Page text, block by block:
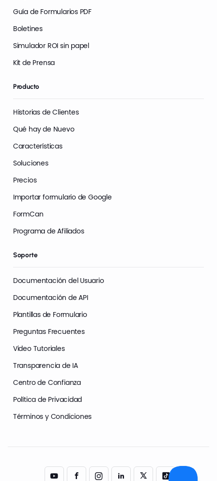
Guía de Formularios PDF
Boletines
Simulador ROI sin papel
Kit de Prensa
Producto
Historias de Clientes
Qué hay de Nuevo
Características
Soluciones
Precios
Importar formulario de Google
FormCan
Programa de Afiliados
Soporte
Documentación del Usuario
Documentación de API
Plantillas de Formulario
Preguntas Frecuentes
Video Tutoriales
Transparencia de IA
Centro de Confianza
Política de Privacidad
Términos y Condiciones